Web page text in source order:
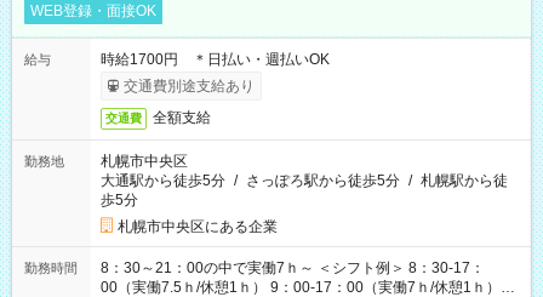
WEB登録・面接OK
給与
時給1700円 ＊日払い・週払いOK
交通費別途支給あり
交通費 全額支給
勤務地
札幌市中央区
大通駅から徒歩5分 / さっぽろ駅から徒歩5分 / 札幌駅から徒
歩5分
札幌市中央区にある企業
勤務時間
8：30～21：00の中で実働7ｈ～ ＜シフト例＞ 8：30-17：
00（実働7.5ｈ/休憩1ｈ） 9：00-17：00（実働7ｈ/休憩1ｈ）